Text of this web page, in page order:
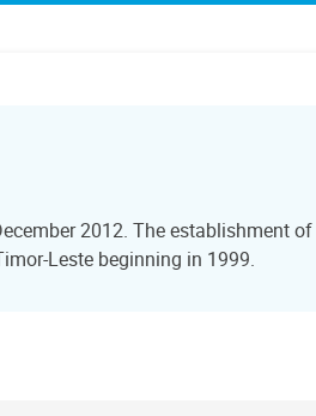
2012. The establishment
Leste beginning in 1999.